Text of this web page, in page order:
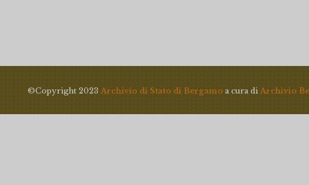
©Copyright 2023 Archivio di Stato di Bergamo a cura di Archivio